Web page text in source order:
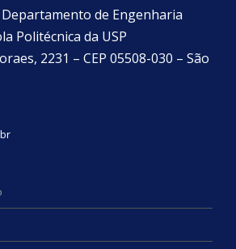
Departamento de Engenharia
Politécnica da USP
2231 – CEP 05508-030 – São